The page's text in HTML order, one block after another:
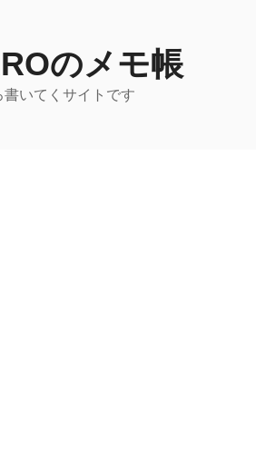
のメモ帳
いてくサイトです